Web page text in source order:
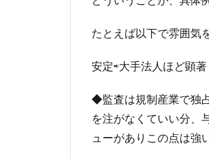
たとえば以下で雰囲気
安定⇨大手法人ほど顕著
◆監査は規制産業で独
を注がなくていい分、
ューがありこの点は強い